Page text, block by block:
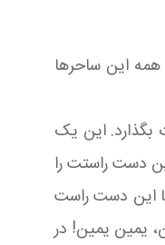
همه اين ساحرها
اين يک
دست راستت را
اين دست راست
يمين يمين! در